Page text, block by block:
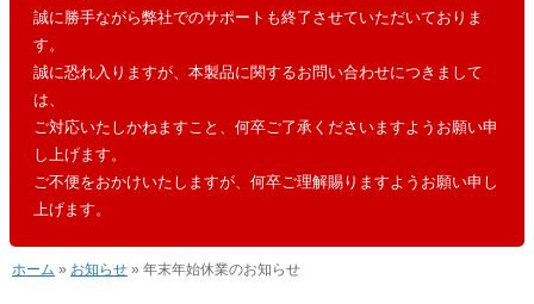
誠に勝手ながら弊社でのサポートも終了させていただいておりま
す。
誠に恐れ入りますが、本製品に関するお問い合わせにつきまして
は、
ご対応いたしかねますこと、何卒ご了承くださいますようお願い申
し上げます。
ご不便をおかけいたしますが、何卒ご理解賜りますようお願い申し
上げます。
ホーム » お知らせ » 年末年始休業のお知らせ